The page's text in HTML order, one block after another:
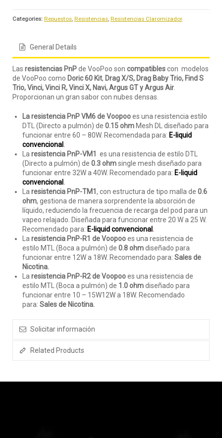
Categories: Repuestos, Resistencias, Resistencias Claromizador
General Details
Las resistencias PnPde VooPoo son compatiblescon modelos
de VooPoo como Doric 60 Kit, Drag X/S, Drag Baby Trio, Find S
Trio, Vinci, Vinci R, Vinci X, Navi, Argus GT y Argus Air
Proporcionan un gran sabor con nubes densas.
La resistencia PnP VM6de Voopooes una resistencia estilo
DTL (Directo a pulmón) de 0.15 ohm Mesh DL diseñado para
funcionar entre 60 – 80W. Recomendada para: E-liquid
convencional .
La resistencia PnP-VM1 es una resistencia de estilo DTL
(Directo a pulmón) de 0.3 ohmsingle mesh diseñado para
funcionar entre 32W a 40W. Recomendado para: E-liquid
convencional .
La resistencia PnP-TM1 , con estructura de tipo malla de 0.6
ohm, gestiona de manera sorprendente la absorción de
líquido, reduciendo la frecuencia de recarga del pod para un
vapeo relajado. Diseñada para funcionar entre 20 W a 25 W.
Recomendado para: E-liquid convencional .
La resistencia PnP-R1 de Voopooes una resistencia de
estilo MTL (Boca a pulmón) de 0.8 ohmdiseñado para
funcionar entre 12W a 18W. Recomendado para: Sales de
Nicotina.
La resistencia PnP-R2 de Voopooes una resistencia de
estilo MTL (Boca a pulmón) de 1.0 ohmdiseñado para
funcionar entre 10 – 15W12W a 18W. Recomendado
para: Sales de Nicotina.
Solicitar información
Related Products